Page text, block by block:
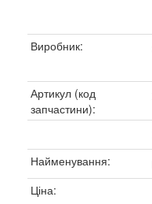
Виробник:
Артикул (код
запчастини):
Найменування:
Ціна: